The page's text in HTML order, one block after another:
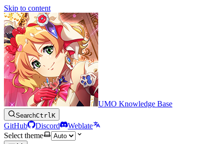
Skip to content
UMO Knowledge Base
SearchCtrlK
GitHub Discord
Weblate
Select theme